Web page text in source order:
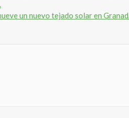
un nuevo tejado solar en